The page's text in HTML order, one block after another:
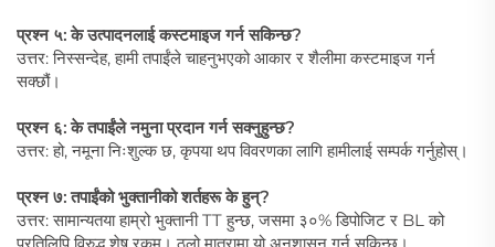
प्रश्न ५: के उत्पादनलाई कस्टमाइज गर्न सकिन्छ?
उत्तर: निस्सन्देह, हामी तपाईंले चाहनुभएको आकार र शैलीमा कस्टमाइज गर्न
सक्छौं।
प्रश्न ६: के तपाईंले नमुना प्रदान गर्न सक्नुहुन्छ?
उत्तर: हो, नमूना निःशुल्क छ, कृपया थप विवरणका लागि हामीलाई सम्पर्क गर्नुहोस्।
प्रश्न ७: तपाईंको भुक्तानीको शर्तहरू के हुन्?
उत्तर: सामान्यतया हाम्रो भुक्तानी TT हुन्छ, जसमा ३०% डिपोजिट र BL को
प्रतिलिपि विरुद्ध शेष रकम। ठूलो मात्रामा यो अनुशासन गर्न सकिन्छ।